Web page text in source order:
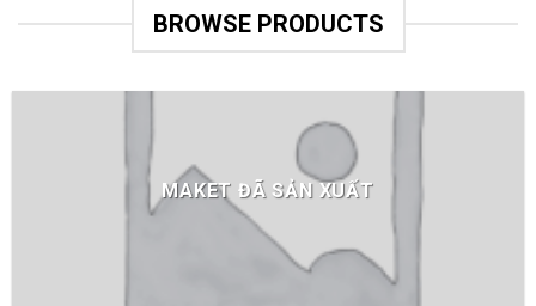
BROWSE PRODUCTS
MAKET ĐÃ SẢN XUẤT